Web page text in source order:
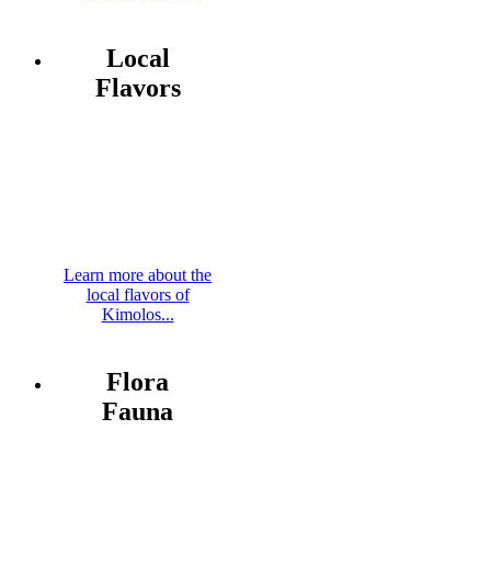
Local
Flavors
Learn more about the
local flavors of
Kimolos...
Flora
Fauna